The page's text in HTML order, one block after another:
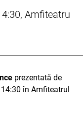
Amfiteatru
prezentată de
în Amfiteatrul